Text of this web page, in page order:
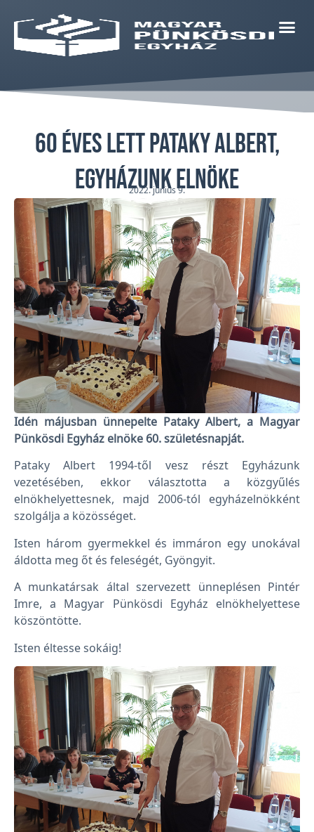
60 éves lett Pataky Albert,
egyházunk elnöke
2022. június 9.
Idén májusban ünnepelte Pataky Albert, a Magyar
Pünkösdi Egyház elnöke 60. születésnapját.
Pataky Albert 1994-től vesz részt Egyházunk
vezetésében, ekkor választotta a közgyűlés
elnökhelyettesnek, majd 2006-tól egyházelnökként
szolgálja a közösséget.
Isten három gyermekkel és immáron egy unokával
áldotta meg őt és feleségét, Gyöngyit.
A munkatársak által szervezett ünneplésen Pintér
Imre, a Magyar Pünkösdi Egyház elnökhelyettese
köszöntötte.
Isten éltesse sokáig!